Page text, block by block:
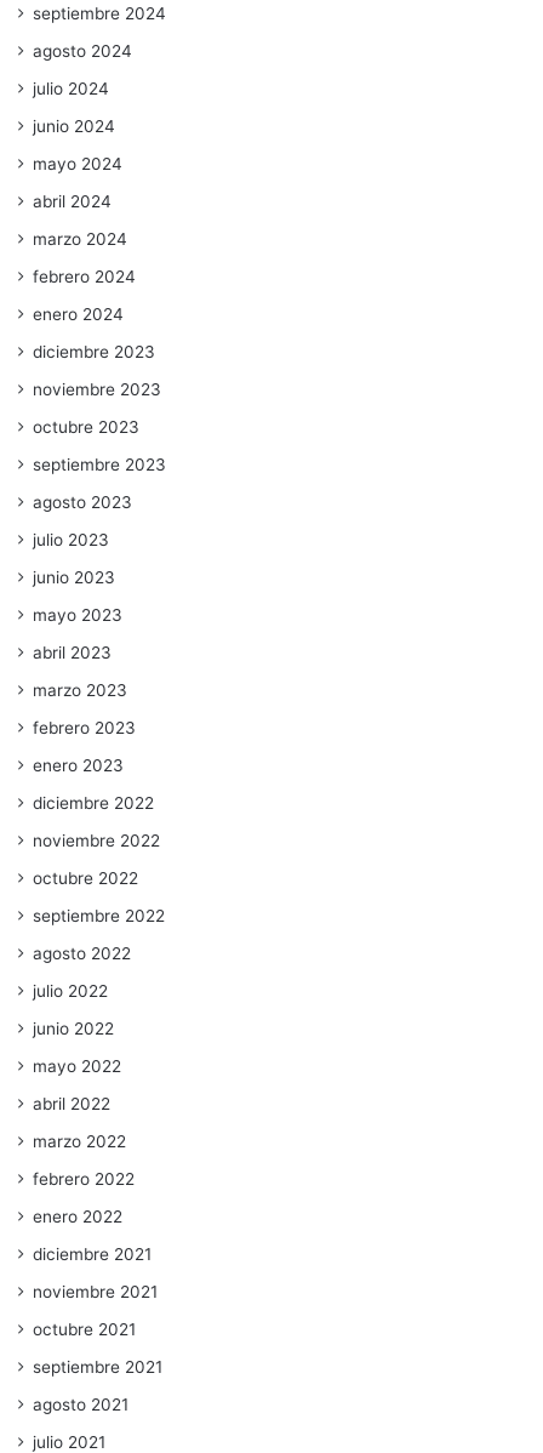
septiembre 2024
agosto 2024
julio 2024
junio 2024
mayo 2024
abril 2024
marzo 2024
febrero 2024
enero 2024
diciembre 2023
noviembre 2023
octubre 2023
septiembre 2023
agosto 2023
julio 2023
junio 2023
mayo 2023
abril 2023
marzo 2023
febrero 2023
enero 2023
diciembre 2022
noviembre 2022
octubre 2022
septiembre 2022
agosto 2022
julio 2022
junio 2022
mayo 2022
abril 2022
marzo 2022
febrero 2022
enero 2022
diciembre 2021
noviembre 2021
octubre 2021
septiembre 2021
agosto 2021
julio 2021